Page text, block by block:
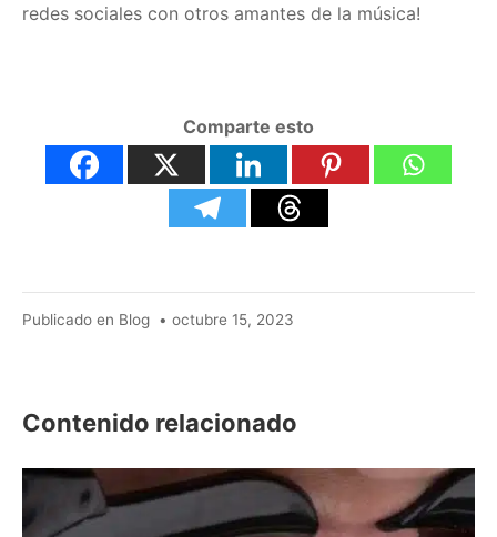
redes sociales con otros amantes de la música!
Comparte esto
Publicado en Blog • octubre 15, 2023
Contenido relacionado